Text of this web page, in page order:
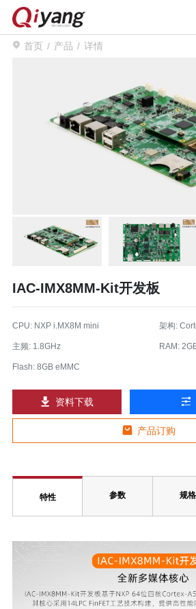
首页 产品 详情
IAC-IMX8MM-Kit开发板
CPU: NXP i.MX8M mini 架构:
主频: 1.8GHz RAM:
Flash: 8GB eMMC
资料下载
产品订购
特性 参数 规格